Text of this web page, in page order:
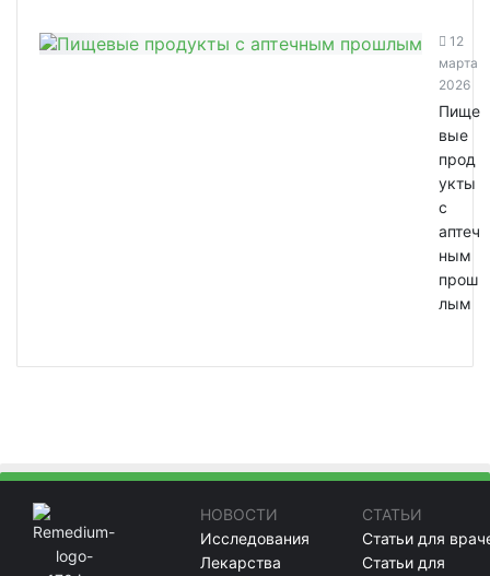
12
марта
2026
Пище
вые
прод
укты
с
аптеч
ным
прош
лым
НОВОСТИ
Исследования
Лекарства
СТАТЬИ
Статьи для
Статьи для